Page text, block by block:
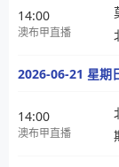
14:00
澳布甲直播
2026-06-21 星期
14:00
澳布甲直播